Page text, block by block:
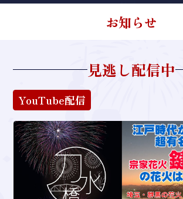
お知らせ
見逃し配信中
YouTube配信